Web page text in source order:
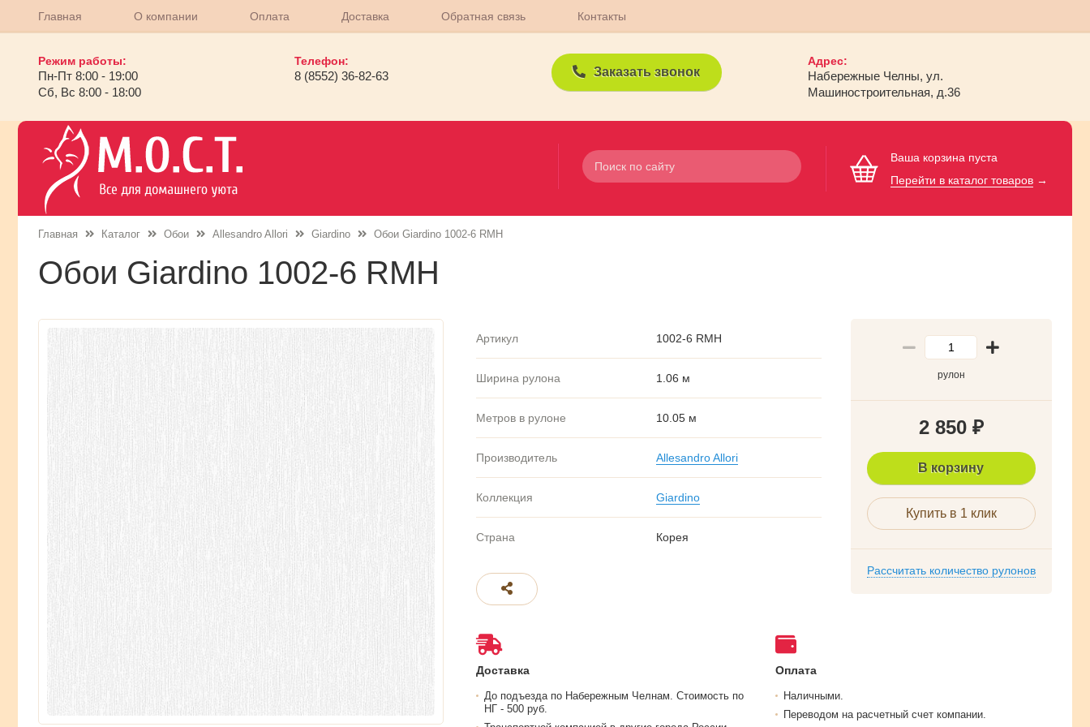
Главная О компании Оплата Доставка Обратная связь Контакты
Режим работы:
Пн-Пт 8:00 - 19:00
Сб, Вс 8:00 - 18:00
Телефон:
8 (8552) 36-82-63 Заказать звонок
Адрес:
Набережные Челны, ул.
Машиностроительная, д.36
Ваша корзина пуста
Перейти в каталог товаров →
Главная Каталог Обои Allesandro Allori Giardino Обои Giardino 1002-6 RMH
Обои Giardino 1002-6 RMH
рулон
2 850₽
В корзину
Купить в 1 клик
Рассчитать количество рулонов
Артикул 1002-6 RMH
Ширина рулона 1.06 м
Метров в рулоне 10.05 м
Производитель Allesandro Allori
Коллекция Giardino
Страна Корея
Доставка
До подъезда по Набережным Челнам. Стоимость по
НГ - 500 руб.
Оплата
Наличными.
Переводом на расчетный счет компании.